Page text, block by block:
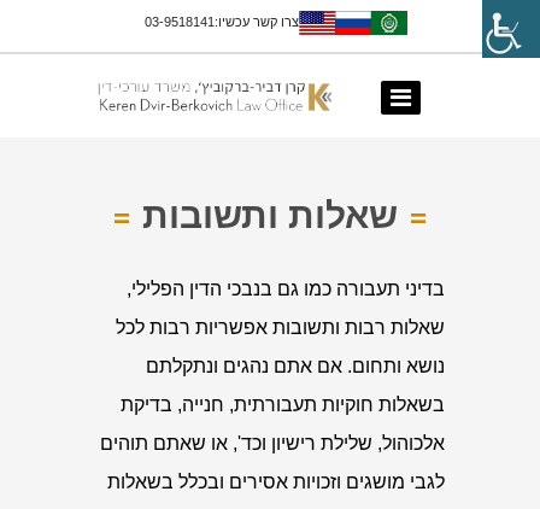
צרו קשר עכשיו:03-9518141
שאלות ותשובות
בדיני תעבורה כמו גם בנבכי הדין הפלילי,
שאלות רבות ותשובות אפשריות רבות לכל
נושא ותחום. אם אתם נהגים ונתקלתם
בשאלות חוקיות תעבורתית, חנייה, בדיקת
אלכוהול, שלילת רישיון וכד', או שאתם תוהים
לגבי מושגים וזכויות אסירים ובכלל בשאלות